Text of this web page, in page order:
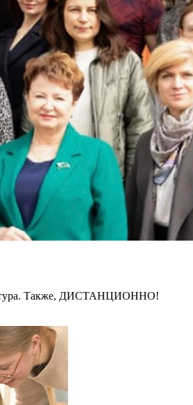
Также, ДИСТАНЦИОННО!